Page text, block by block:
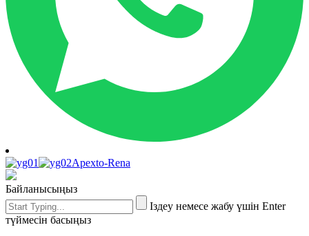
Apexto-Rena
Байланысыңыз
Іздеу немесе жабу үшін Enter
түймесін басыңыз